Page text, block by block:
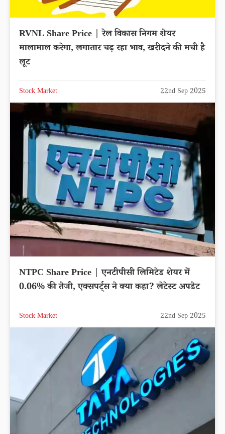
RVNL Share Price | रेल विकास निगम शेयर
मालामाल करेगा, लगातार चढ़ रहा भाव, खरीदने की मची है
लूट
Stock Market 22nd Sep 2025
NTPC Share Price | एनटीपीसी लिमिटेड शेयर में
0.06% की तेजी, एक्सपर्ट्स ने क्या कहा? लेटेस्ट अपडेट
Stock Market 22nd Sep 2025